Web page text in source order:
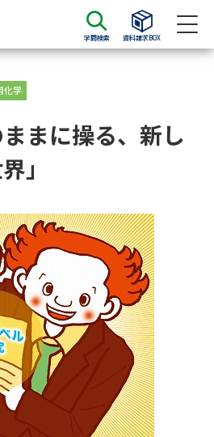
学問検索 資料請求BOX
求
ら請求
募
大学入学共通テスト利用選抜の
募集要項＆願書
ら請求
大学院の資料請求
大学入学共通テスト「受験案
内」の請求
化学
まに操る、新し
」